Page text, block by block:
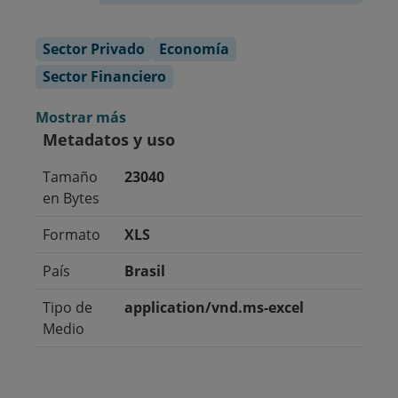
Sector Privado
Economía
Sector Financiero
Mostrar más
Metadatos y uso
Tamaño
en Bytes
23040
Formato
XLS
País
Brasil
Tipo de
Medio
application/vnd.ms-excel